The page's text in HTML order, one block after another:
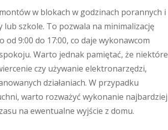
w blokach w godzinach porannych i
lub szkole. To pozwala na minimalizację
od 9:00 do 17:00, co daje wykonawcom
Warto jednak pamiętać, że niektóre
czy używanie elektronarzędzi,
działaniach. W przypadku
warto rozważyć wykonanie najbardziej
na ewentualne wyjście z domu.